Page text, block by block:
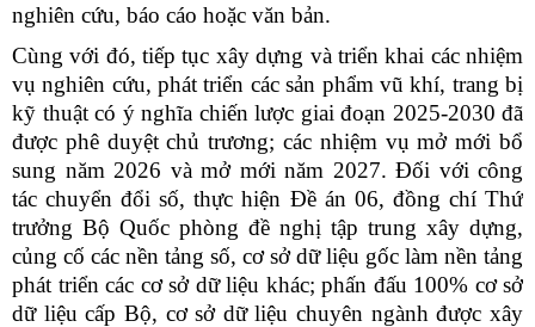
nghiên cứu, báo cáo hoặc văn bản.
Cùng với đó, tiếp tục xây dựng và triển khai các nhiệm
vụ nghiên cứu, phát triển các sản phẩm vũ khí, trang bị
kỹ thuật có ý nghĩa chiến lược giai đoạn 2025-2030 đã
được phê duyệt chủ trương; các nhiệm vụ mở mới bổ
sung năm 2026 và mở mới năm 2027. Đối với công
tác chuyển đổi số, thực hiện Đề án 06, đồng chí Thứ
trưởng Bộ Quốc phòng đề nghị tập trung xây dựng,
củng cố các nền tảng số, cơ sở dữ liệu gốc làm nền tảng
phát triển các cơ sở dữ liệu khác; phấn đấu 100% cơ sở
dữ liệu cấp Bộ, cơ sở dữ liệu chuyên ngành được xây